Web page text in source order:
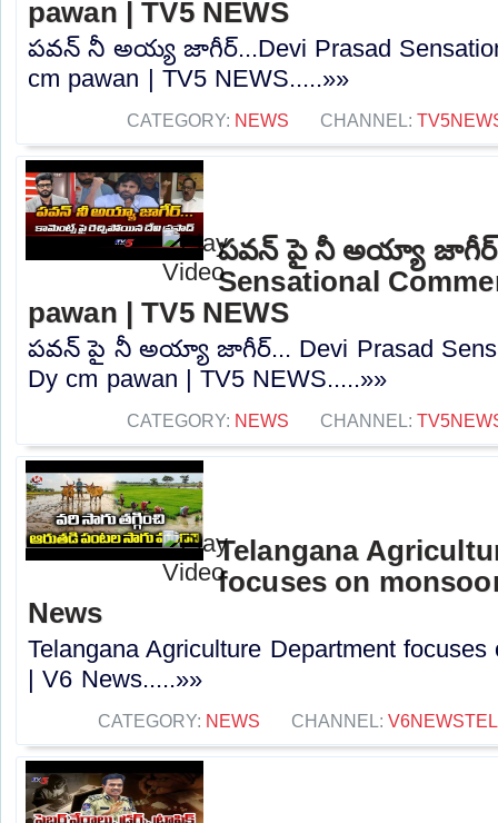
pawan | TV5 NEWS
పవన్ నీ అయ్య జాగీర్...Devi Prasad
cm pawan | TV5 NEWS.....»»
CATEGORY: NEWS CHANNEL:
పవన్ పై నీ అయ్యా
Sensational
pawan | TV5 NEWS
పవన్ పై నీ అయ్యా జాగీర్... Devi Prasad
Dy cm pawan | TV5 NEWS.....»»
CATEGORY: NEWS CHANNEL:
Telangana
focuses on
News
Telangana Agriculture Department
| V6 News.....»»
CATEGORY: NEWS CHANNEL: